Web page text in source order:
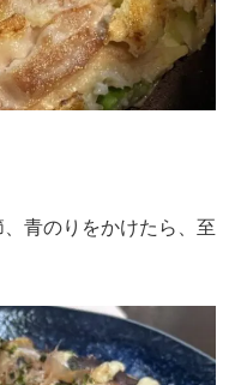
青のりをかけたら、至